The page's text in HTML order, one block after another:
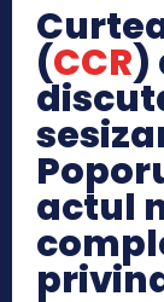
(CCR)
actul